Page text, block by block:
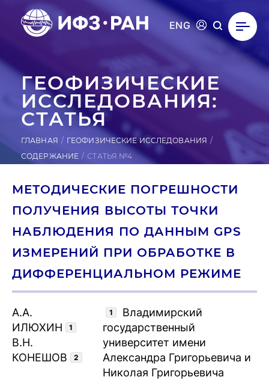
ENG
ГЕ­ОФИ­ЗИЧЕС­КИЕ
ИС­СЛЕ­ДОВА­НИЯ:
СТАТЬЯ
ГЛАВНАЯ
ГЕОФИЗИЧЕСКИЕ ИССЛЕДОВАНИЯ
СОДЕРЖАНИЕ
СТАТЬЯ №4
МЕТОДИЧЕСКИЕ ПОГРЕШНОСТИ
ПОЛУЧЕНИЯ ВЫСОТЫ ТОЧКИ
НАБЛЮДЕНИЯ ПО ДАННЫМ GPS
ИЗМЕРЕНИЙ ПРИ ОБРАБОТКЕ В
ДИФФЕРЕНЦИАЛЬНОМ РЕЖИМЕ
А.А.
ИЛЮХИН
1
В.Н.
КОНЕШОВ
2
1
Владимирский
государственный
университет имени
Александра Григорьевича и
Николая Григорьевича